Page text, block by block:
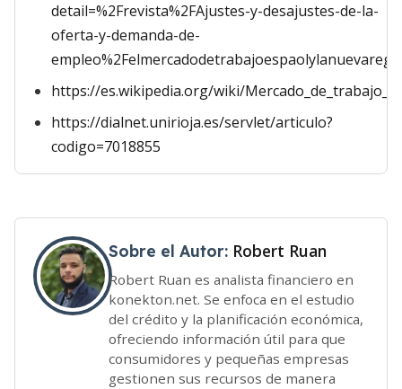
detail=%2Frevista%2FAjustes-y-desajustes-de-la-
oferta-y-demanda-de-
https://es.wikipedia.org/wiki/
https://dialnet.unirioja.es/servlet/articulo?
codigo=7018855
Sobre el Autor: Robert Ruan
Robert Ruan es analista financiero en
konekton.net. Se enfoca en el estudio
del crédito y la planificación económica,
ofreciendo información útil para que
consumidores y pequeñas empresas
gestionen sus recursos de manera